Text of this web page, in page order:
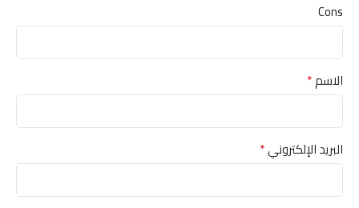
Cons
الاسم*
البريد الإلكتروني*